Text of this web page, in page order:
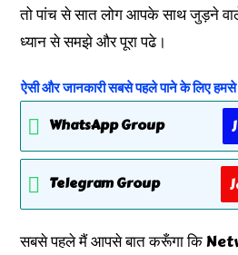
तो पांच से सात लोग आपके साथ जुड़ने
ध्यान से समझे और पूरा पढे।
ऐसी और जानकारी सबसे पहले पाने के लिए
WhatsApp Group
Telegram Group
सबसे पहले मैं आपसे बात करूँगा कि